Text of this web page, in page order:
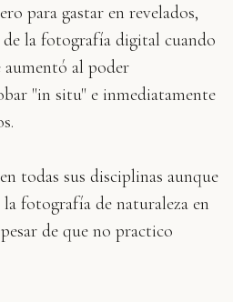
para gastar en revelados,
la fotografía digital cuando
al poder
"in situ" e inmediatamente
todas sus disciplinas aunque
fotografía de naturaleza en
de que no practico